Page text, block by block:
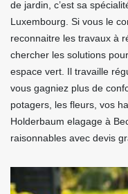
de jardin, c’est sa
Luxembourg. Si vous le
reconnaitre les travaux à
chercher les solutions
espace vert. Il travaille
vous gagniez plus de
potagers, les fleurs, vos
Holderbaum elagage à
raisonnables avec devis